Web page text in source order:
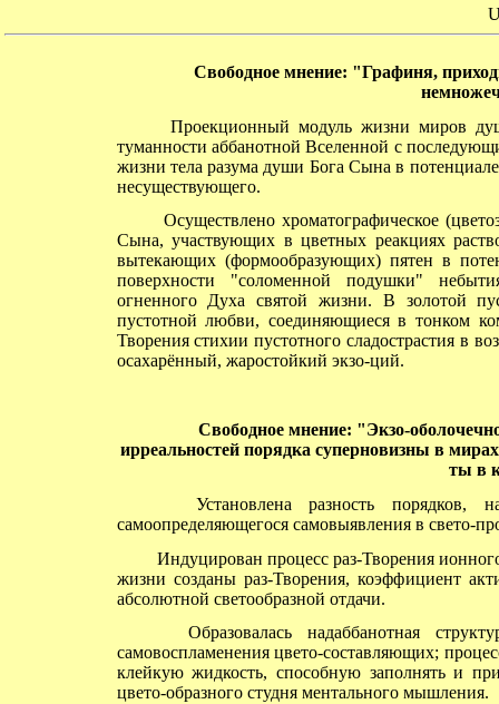
Свободное мнение: "Графиня,
Проекционный модуль жизни миров
туманности аббанотной Вселенной с
жизни тела разума души Бога Сына в
несуществующего.
Осуществлено хроматографическое
Сына, участвующих в цветных реакциях
вытекающих (формообразующих) пятен в
поверхности "соломенной подушки"
огненного Духа святой жизни. В золотой
пустотной любви, соединяющиеся в тонком
Творения стихии пустотного сладострастия в
осахарённый, жаростойкий экзо-ций.
Свободное мнение: "Экзо-
ирреальностей порядка суперновизны в
ты в
Установлена разность порядков,
самоопределяющегося самовыявления в свето-
Индуцирован процесс раз-Творения
жизни созданы раз-Творения, коэффициент
абсолютной светообразной отдачи.
Образовалась надаббанотная
самовоспламенения цвето-составляющих;
клейкую жидкость, способную заполнять и
цвето-образного студня ментального мышления.